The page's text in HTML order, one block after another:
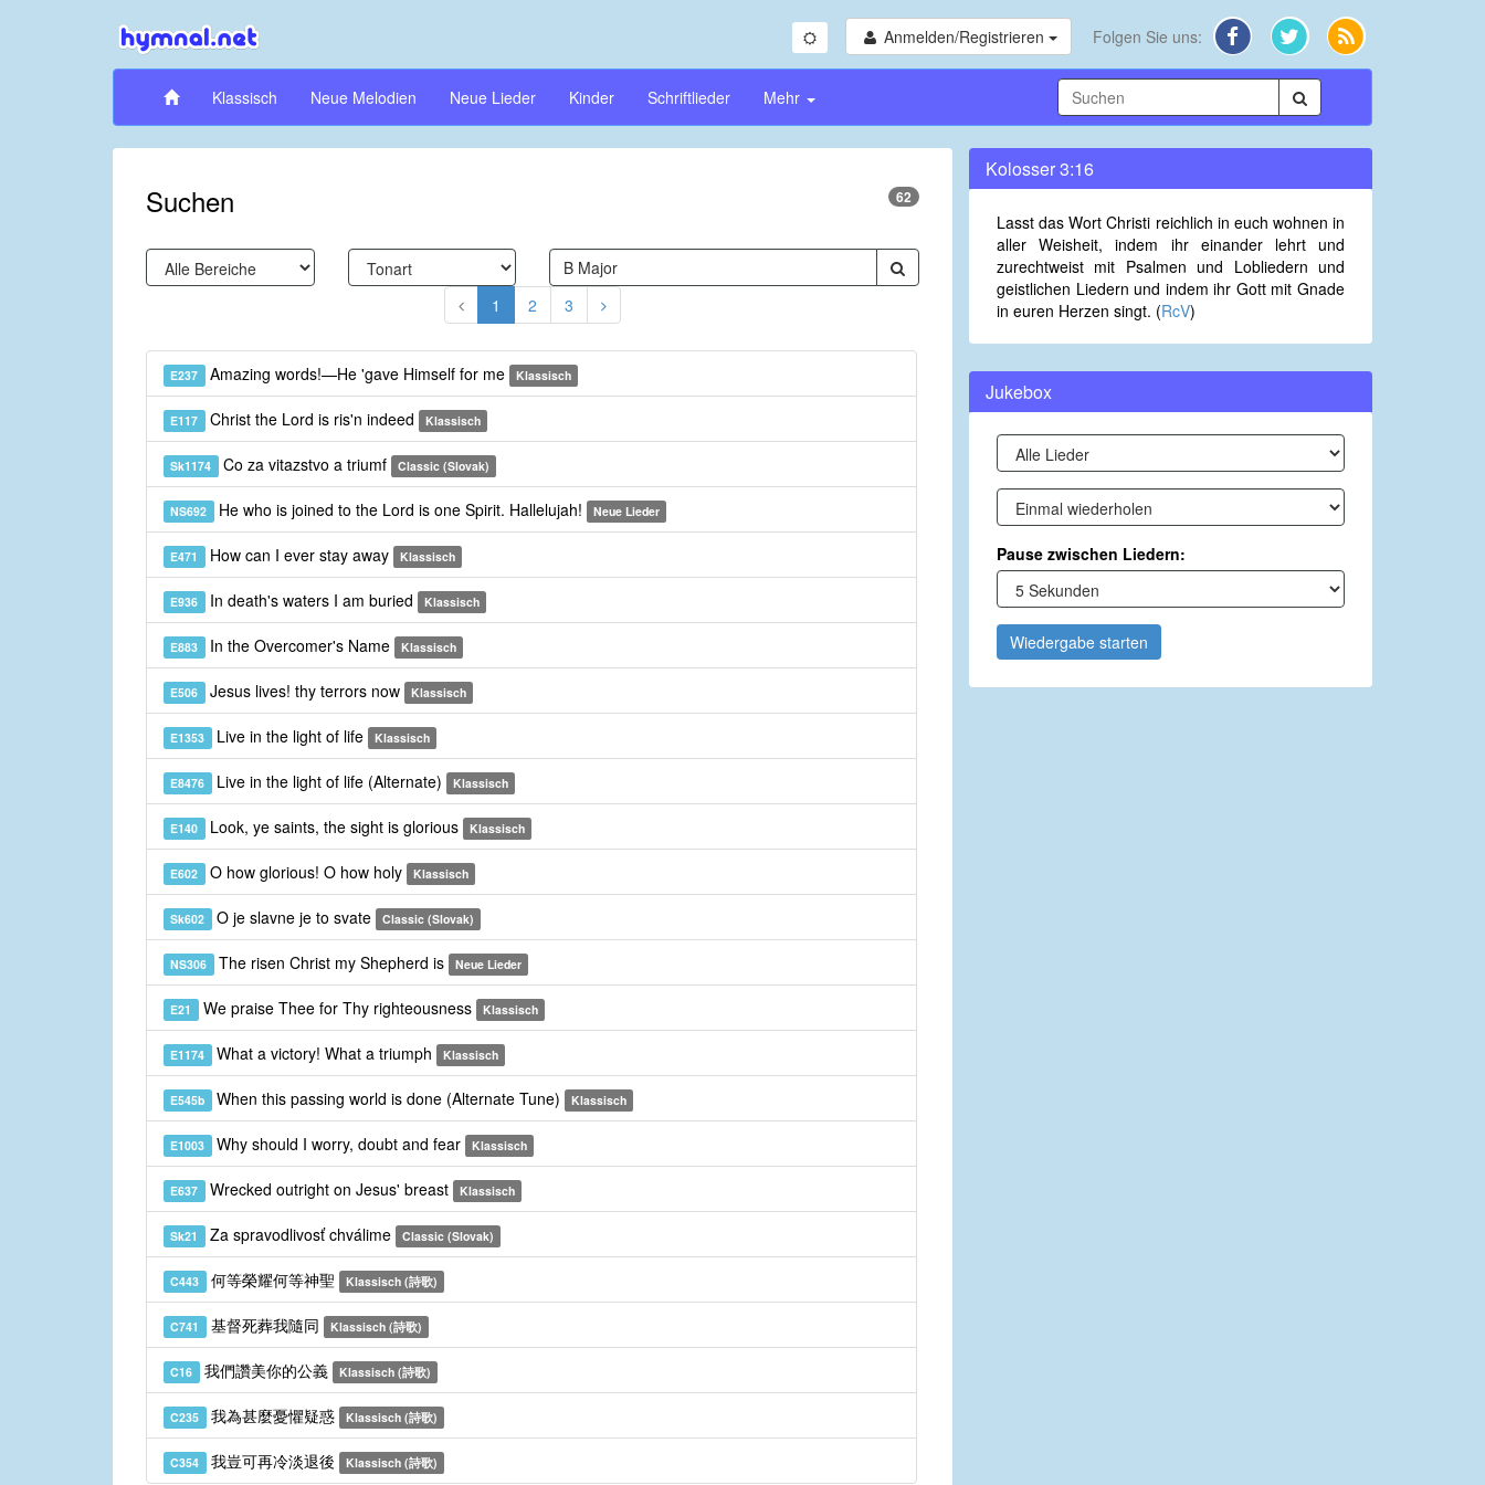
Anmelden/Registrieren Folgen Sie uns:
Klassisch Neue Melodien Neue Lieder Kinder Schriftlieder Mehr
Suchen 62
1 2 3
E237 Amazing words!—He 'gave Himself for me Klassisch
E117 Christ the Lord is ris'n indeed Klassisch
Sk1174 Co za vitazstvo a triumf Classic (Slovak)
NS692 He who is joined to the Lord is one Spirit. Hallelujah! Neue Lieder
E471 How can I ever stay away Klassisch
E936 In death's waters I am buried Klassisch
E883 In the Overcomer's Name Klassisch
E506 Jesus lives! thy terrors now Klassisch
E1353 Live in the light of life Klassisch
E8476 Live in the light of life (Alternate) Klassisch
E140 Look, ye saints, the sight is glorious Klassisch
E602 O how glorious! O how holy Klassisch
Sk602 O je slavne je to svate Classic (Slovak)
NS306 The risen Christ my Shepherd is Neue Lieder
E21 We praise Thee for Thy righteousness Klassisch
E1174 What a victory! What a triumph Klassisch
E545b When this passing world is done (Alternate Tune) Klassisch
E1003 Why should I worry, doubt and fear Klassisch
E637 Wrecked outright on Jesus' breast Klassisch
Sk21 Za spravodlivosť chválime Classic (Slovak)
C443 何等榮耀何等神聖 Klassisch (詩歌)
C741 基督死葬我隨同 Klassisch (詩歌)
C16 我們讚美你的公義 Klassisch (詩歌)
C235 我為甚麼憂懼疑惑 Klassisch (詩歌)
C354 我豈可再冷淡退後 Klassisch (詩歌)
Kolosser 3:16
Lasst das Wort Christi reichlich in euch wohnen in
aller Weisheit, indem ihr einander lehrt und
zurechtweist mit Psalmen und Lobliedern und
geistlichen Liedern und indem ihr Gott mit Gnade
in euren Herzen singt. (RcV)
Jukebox
Pause zwischen Liedern:
Wiedergabe starten